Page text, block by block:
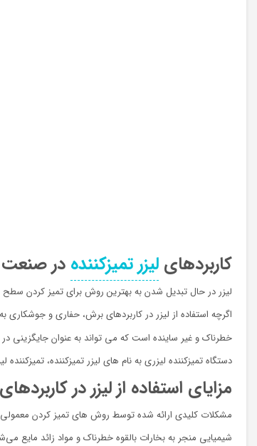
کاربردهای لیزر تمیزکننده در صنعت
لیزر در حال تبدیل شدن به بهترین روش برای تمیز کردن سطح
اگرچه استفاده از لیزر در کاربردهای برش، حفاری و
خطرناک و غیر ساینده است که می تواند به عنوان جایگزینی
دستگاه تمیزکننده لیزری به نام های لیزر تمیزکننده،
مزایای استفاده از لیزر در
مشکلات کلیدی ارائه شده توسط روش های تمیز کردن
شیمیایی منجر به بخارات بالقوه خطرناک و مواد زائد مایع